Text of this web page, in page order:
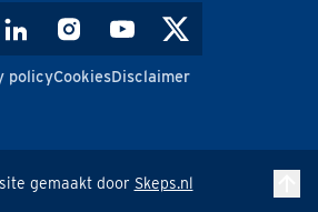
policyCookiesDisclaimer
gemaakt door Skeps.nl